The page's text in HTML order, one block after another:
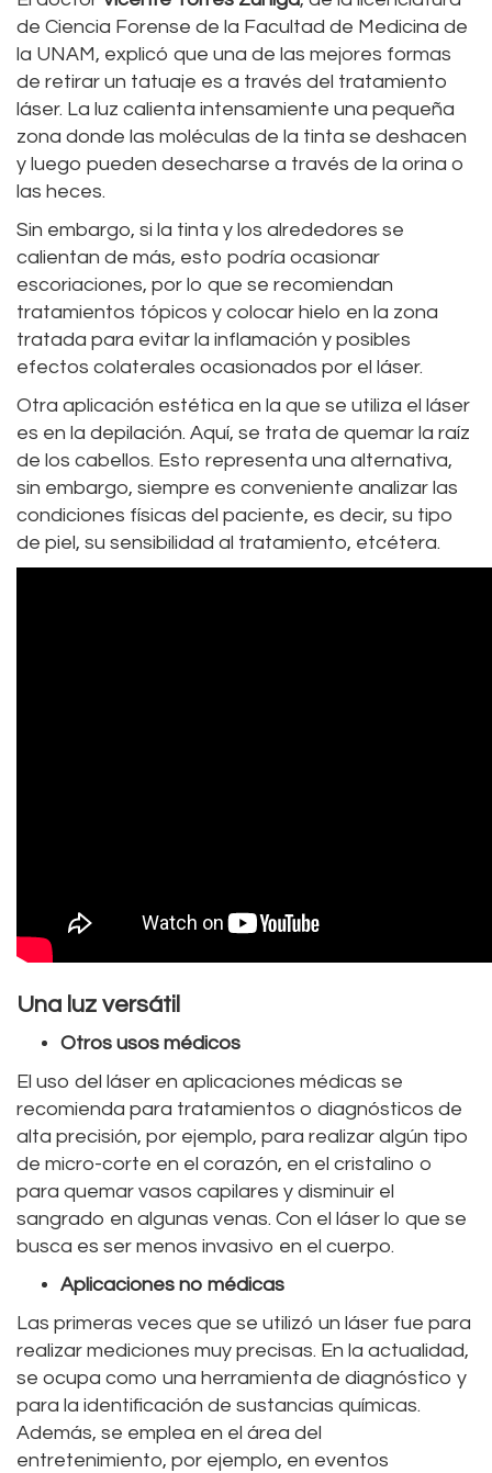
de Ciencia Forense de la Facultad de Medicina de
la UNAM, explicó que una de las mejores formas
de retirar un tatuaje es a través del tratamiento
láser. La luz calienta intensamiente una pequeña
zona donde las moléculas de la tinta se deshacen
y luego pueden desecharse a través de la orina o
las heces.
Sin embargo, si la tinta y los alrededores se
calientan de más, esto podría ocasionar
escoriaciones, por lo que se recomiendan
tratamientos tópicos y colocar hielo en la zona
tratada para evitar la inflamación y posibles
efectos colaterales ocasionados por el láser.
Otra aplicación estética en la que se utiliza el láser
es en la depilación. Aquí, se trata de quemar la raíz
de los cabellos. Esto representa una alternativa,
sin embargo, siempre es conveniente analizar las
condiciones físicas del paciente, es decir, su tipo
de piel, su sensibilidad al tratamiento, etcétera.
Una luz versátil
Otros usos médicos
El uso del láser en aplicaciones médicas se
recomienda para tratamientos o diagnósticos de
alta precisión, por ejemplo, para realizar algún tipo
de micro-corte en el corazón, en el cristalino o
para quemar vasos capilares y disminuir el
sangrado en algunas venas. Con el láser lo que se
busca es ser menos invasivo en el cuerpo.
Aplicaciones no médicas
Las primeras veces que se utilizó un láser fue para
realizar mediciones muy precisas. En la actualidad,
se ocupa como una herramienta de diagnóstico y
para la identificación de sustancias químicas.
Además, se emplea en el área del
entretenimiento, por ejemplo, en eventos